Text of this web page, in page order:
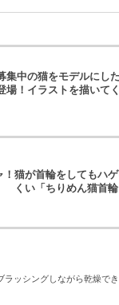
集中の猫をモデルにし
場！イラストを描いて
猫が首輪をしてもハ
くい「ちりめん猫首輪
ラッシングしながら乾燥で